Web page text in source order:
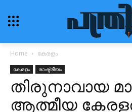
Home കേരളം
കേരളം രാഷ്ട്രീയം
തിരുനാവായ
ആത്മീയ